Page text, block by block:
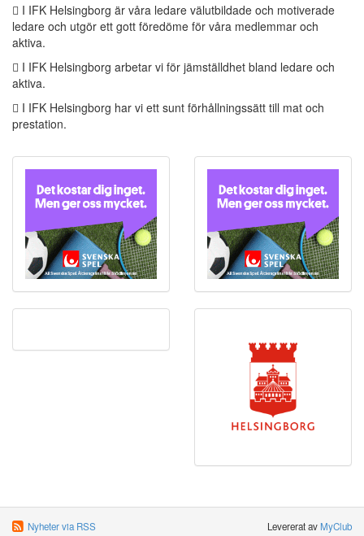
 I IFK Helsingborg är våra ledare välutbildade och motiverade
ledare och utgör ett gott föredöme för våra medlemmar och
aktiva.
 I IFK Helsingborg arbetar vi för jämställdhet bland ledare och
aktiva.
 I IFK Helsingborg har vi ett sunt förhållningssätt till mat och
prestation.
Nyheter via RSS Levererat avMyClub